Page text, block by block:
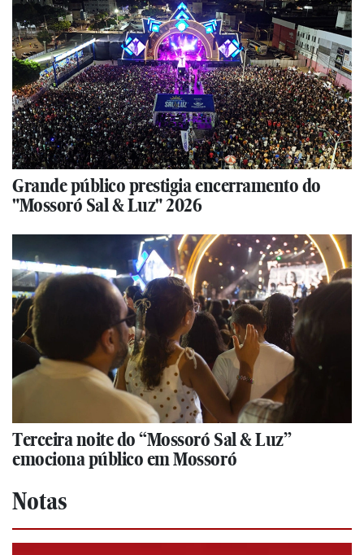
Grande público prestigia encerramento do
"Mossoró Sal & Luz" 2026
Terceira noite do “Mossoró Sal & Luz”
emociona público em Mossoró
Notas